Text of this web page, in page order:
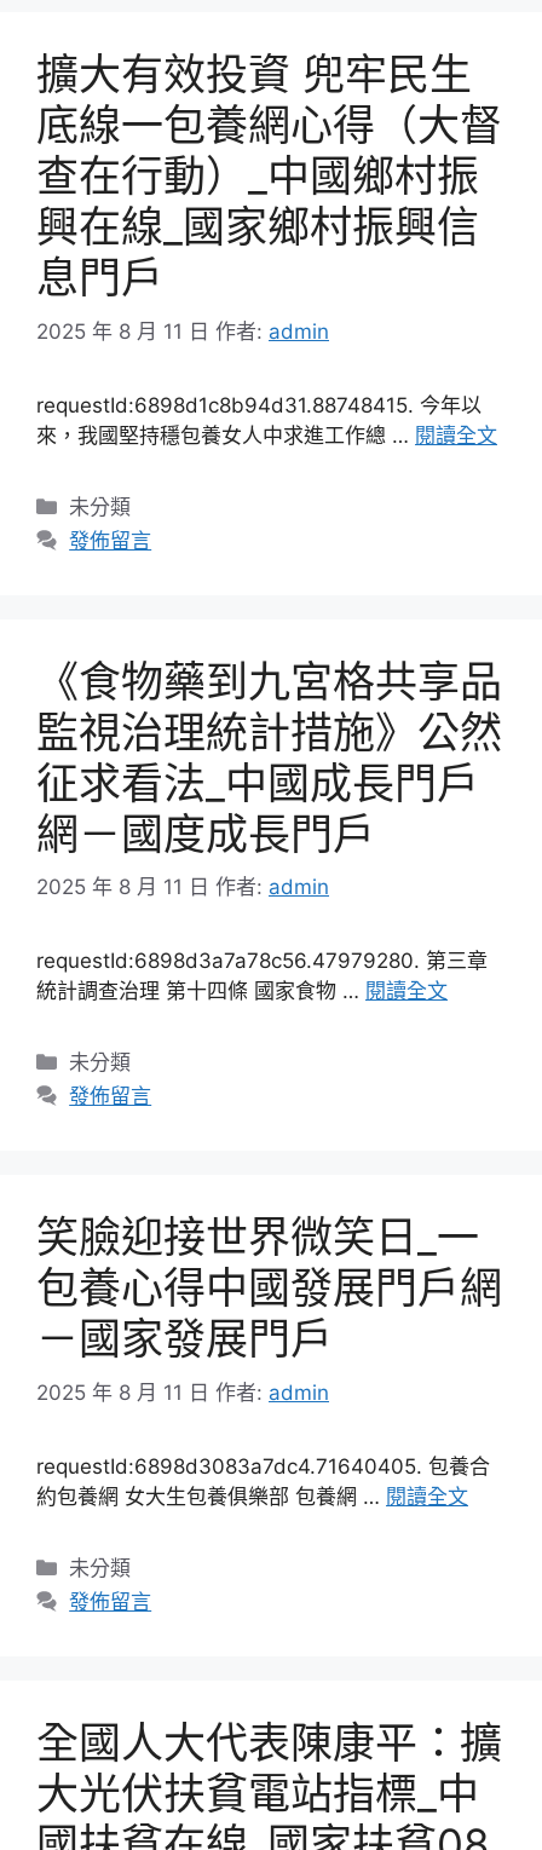
擴大有效投資 兜牢民生
底線一包養網心得（大督
查在行動）_中國鄉村振
興在線_國家鄉村振興信
息門戶
2025 年 8 月 11 日 作者: admin
requestId:6898d1c8b94d31.88748415. 今年以
來，我國堅持穩包養女人中求進工作總 … 閱讀全文
分
類
未分類
發佈留言
《食物藥到九宮格共享品
監視治理統計措施》公然
征求看法_中國成長門戶
網－國度成長門戶
2025 年 8 月 11 日 作者: admin
requestId:6898d3a7a78c56.47979280. 第三章
統計調查治理 第十四條 國家食物 … 閱讀全文
分
類
未分類
發佈留言
笑臉迎接世界微笑日_一
包養心得中國發展門戶網
－國家發展門戶
2025 年 8 月 11 日 作者: admin
requestId:6898d3083a7dc4.71640405. 包養合
約包養網 女大生包養俱樂部 包養網 … 閱讀全文
分
類
未分類
發佈留言
全國人大代表陳康平：擴
大光伏扶貧電站指標_中